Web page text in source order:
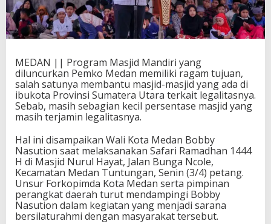
MEDAN || Program Masjid Mandiri yang
diluncurkan Pemko Medan memiliki ragam tujuan,
salah satunya membantu masjid-masjid yang ada di
ibukota Provinsi Sumatera Utara terkait legalitasnya.
Sebab, masih sebagian kecil persentase masjid yang
masih terjamin legalitasnya.
Hal ini disampaikan Wali Kota Medan Bobby
Nasution saat melaksanakan Safari Ramadhan 1444
H di Masjid Nurul Hayat, Jalan Bunga Ncole,
Kecamatan Medan Tuntungan, Senin (3/4) petang.
Unsur Forkopimda Kota Medan serta pimpinan
perangkat daerah turut mendampingi Bobby
Nasution dalam kegiatan yang menjadi sarana
bersilaturahmi dengan masyarakat tersebut.